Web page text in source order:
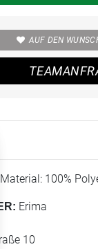
AUF DEN
Material: 100%
Erima
10